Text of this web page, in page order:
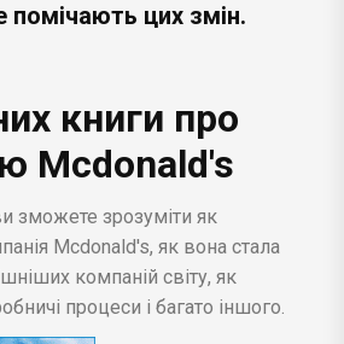
помічають цих змін.
книги про
Mcdonald's
зможете зрозуміти як
Mcdonald's, як вона стала
компаній світу, як
процеси і багато іншого.